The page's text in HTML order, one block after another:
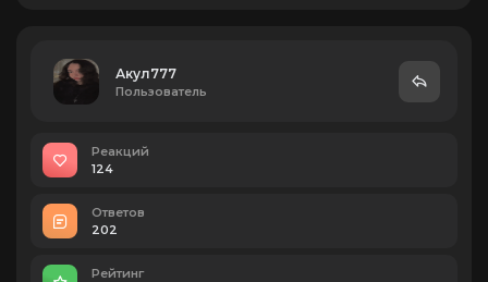
Акул777
Пользователь
Реакций
124
Ответов
202
Рейтинг